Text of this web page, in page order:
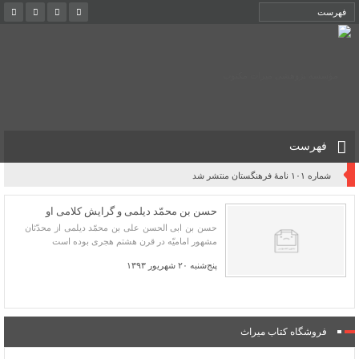
فهرست
شماره ۱۰۱ نامۀ فرهنگستان منتشر شد
حسن بن محمّد دیلمی و گرایش کلامی او
حسن بن ابی الحسن علی بن محمّد دیلمی از محدّثان
مشهور امامیّه در قرن هشتم هجری بوده است
پنج‌شنبه ۲۰ شهریور ۱۳۹۳
فروشگاه کتاب میراث